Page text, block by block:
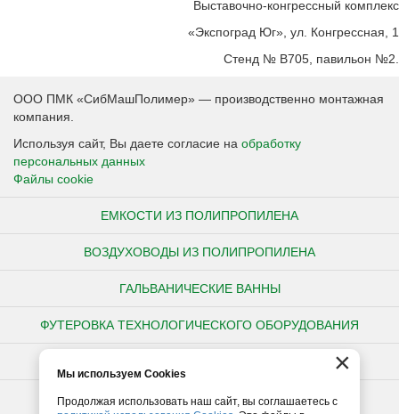
Выставочно-конгрессный комплекс
«Экспоград Юг», ул. Конгрессная, 1
Стенд № B705, павильон №2.
ООО ПМК «СибМашПолимер» — производственно монтажная
компания.
Используя сайт, Вы даете согласие на обработку
персональных данных
Файлы cookie
ЕМКОСТИ ИЗ ПОЛИПРОПИЛЕНА
ВОЗДУХОВОДЫ ИЗ ПОЛИПРОПИЛЕНА
ГАЛЬВАНИЧЕСКИЕ ВАННЫ
ФУТЕРОВКА ТЕХНОЛОГИЧЕСКОГО ОБОРУДОВАНИЯ
НЕСТАНДАРТНЫЕ ИЗДЕЛИЯ ИЗ ПОЛИПРОПИЛЕНА
ПОЛИПРОПИЛЕНОВЫЕ ТРУБЫ
×
Мы используем Cookies
Продолжая использовать наш сайт, вы соглашаетесь с